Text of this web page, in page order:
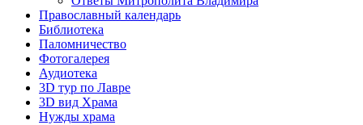
Православный календарь
Библиотека
Паломничество
Фотогалерея
Аудиотека
3D тур по Лавре
3D вид Храма
Нужды храма